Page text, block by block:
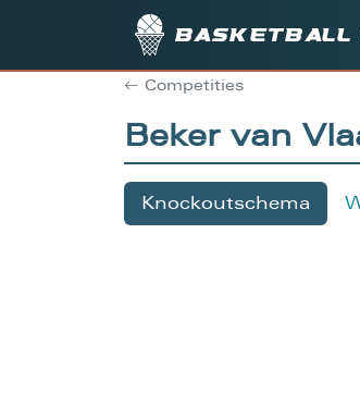
Basketball
Competities
Beker van
Knockoutschema